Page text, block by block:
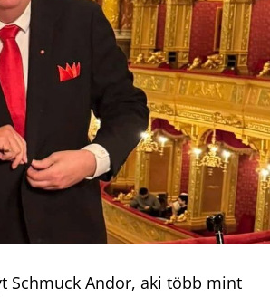
Schmuck Andor, aki több mint